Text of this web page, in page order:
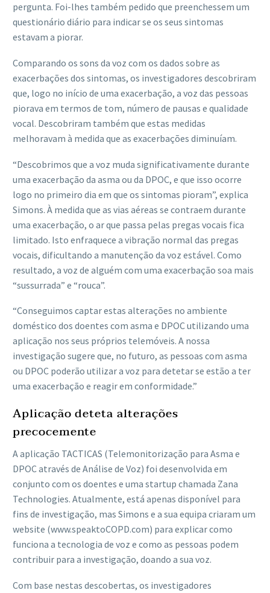
pergunta. Foi-lhes também pedido que preenchessem um
questionário diário para indicar se os seus sintomas
estavam a piorar.
Comparando os sons da voz com os dados sobre as
exacerbações dos sintomas, os investigadores descobriram
que, logo no início de uma exacerbação, a voz das pessoas
piorava em termos de tom, número de pausas e qualidade
vocal. Descobriram também que estas medidas
melhoravam à medida que as exacerbações diminuíam.
“Descobrimos que a voz muda significativamente durante
uma exacerbação da asma ou da DPOC, e que isso ocorre
logo no primeiro dia em que os sintomas pioram”, explica
Simons. À medida que as vias aéreas se contraem durante
uma exacerbação, o ar que passa pelas pregas vocais fica
limitado. Isto enfraquece a vibração normal das pregas
vocais, dificultando a manutenção da voz estável. Como
resultado, a voz de alguém com uma exacerbação soa mais
“sussurrada” e “rouca”.
“Conseguimos captar estas alterações no ambiente
doméstico dos doentes com asma e DPOC utilizando uma
aplicação nos seus próprios telemóveis. A nossa
investigação sugere que, no futuro, as pessoas com asma
ou DPOC poderão utilizar a voz para detetar se estão a ter
uma exacerbação e reagir em conformidade.”
Aplicação deteta alterações
precocemente
A aplicação TACTICAS (Telemonitorização para Asma e
DPOC através de Análise de Voz) foi desenvolvida em
conjunto com os doentes e uma startup chamada Zana
Technologies. Atualmente, está apenas disponível para
fins de investigação, mas Simons e a sua equipa criaram um
website (www.speaktoCOPD.com) para explicar como
funciona a tecnologia de voz e como as pessoas podem
contribuir para a investigação, doando a sua voz.
Com base nestas descobertas, os investigadores